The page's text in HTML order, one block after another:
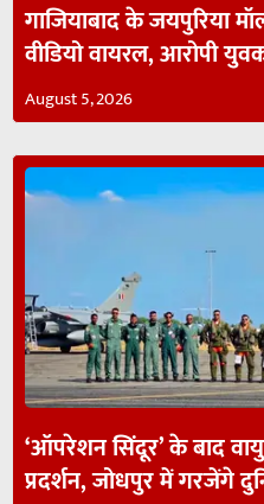
गाजियाबाद के जयपुरिया
वीडियो वायरल, आरोपी
August 5, 2026
‘ऑपरेशन सिंदूर’ के बाद
प्रदर्शन, जोधपुर में गरजेंगे